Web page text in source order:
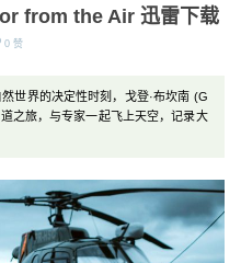
from the Air 迅雷下载
0 赞
然世界的决定性时刻，戈登·布坎南 (G
之旅，与专家一起飞上天空，记录大